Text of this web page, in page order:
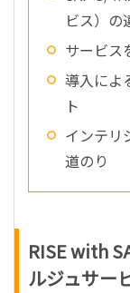
ビス）の
サービス
導入によ
ト
インテリ
道のり
RISE with
ルジュサー